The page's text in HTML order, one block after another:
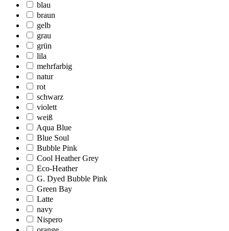
blau
braun
gelb
grau
grün
lila
mehrfarbig
natur
rot
schwarz
violett
weiß
Aqua Blue
Blue Soul
Bubble Pink
Cool Heather Grey
Eco-Heather
G. Dyed Bubble Pink
Green Bay
Latte
navy
Nispero